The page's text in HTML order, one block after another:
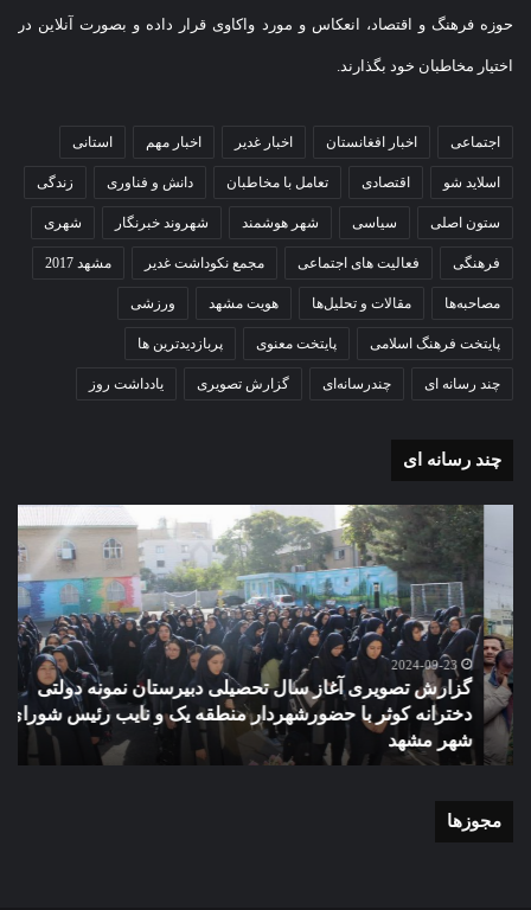
حوزه فرهنگ و اقتصاد، انعکاس و مورد واکاوی قرار داده و بصورت آنلاین در
اختیار مخاطبان خود بگذارند.
اجتماعی اخبار افغانستان اخبار غدیر اخبار مهم استانی
اسلاید شو اقتصادی تعامل با مخاطبان دانش و فناوری زندگی
ستون اصلی سیاسی شهر هوشمند شهروند خبرنگار شهری
فرهنگی فعالیت های اجتماعی مجمع نکوداشت غدیر مشهد 2017
مصاحبه‌ها مقالات و تحلیل‌ها هویت مشهد ورزشی
پایتخت فرهنگ اسلامی پایتخت معنوی پربازدیدترین ها
چند رسانه ای چندرسانه‌ای گزارش تصویری یادداشت روز
چند رسانه ای
گزارش
تصویری
سال
تحصیلی
دبیرستان
نمونه
دولتی
دخترانه
کوثر
با
2024-09-23
گزارش تصویری آغاز سال تحصیلی دبیرستان نمونه دولتی
دخترانه کوثر با حضورشهردار منطقه یک و نایب رئیس شورای
شهر مشهد
مجوزها